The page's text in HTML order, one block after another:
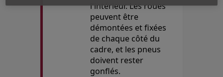
l'intérieur. Les roues
peuvent être
démontées et fixées
de chaque côté du
cadre, et les pneus
doivent rester
gonflés.